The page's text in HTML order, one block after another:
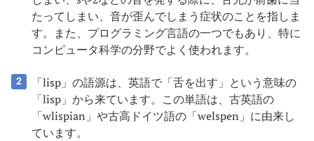
たってしまい、音が歪んでしまう症状のことを指しま
す。また、プログラミング言語の一つでもあり、特に
コンピュータ科学の分野でよく使われます。
2
「lisp」の語源は、英語で「舌を出す」という意味の
「lisp」から来ています。この単語は、古英語の
「wlispian」や古高ドイツ語の「welspen」に由来し
ています。